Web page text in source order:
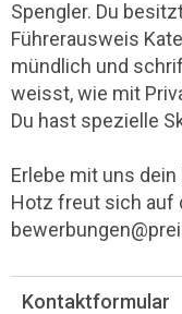
Spengler. Du
Führerausweis
mündlich und
weisst, wie mit
Du hast spezielle
Erlebe mit uns
Hotz freut sich auf
Kontaktformular